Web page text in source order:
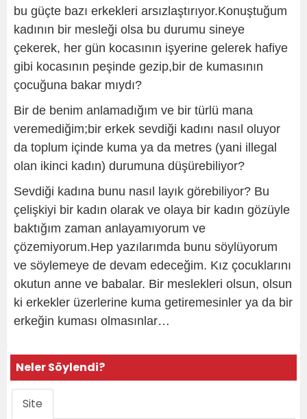
bu güçte bazı erkekleri arsızlaştırıyor.Konuştuğum
kadının bir mesleği olsa bu durumu sineye
çekerek, her gün kocasının işyerine gelerek hafiye
gibi kocasının peşinde gezip,bir de kumasının
çocuğuna bakar mıydı?
Bir de benim anlamadığım ve bir türlü mana
veremediğim;bir erkek sevdiği kadını nasıl oluyor
da toplum içinde kuma ya da metres (yani illegal
olan ikinci kadın) durumuna düşürebiliyor?
Sevdiği kadına bunu nasıl layık görebiliyor? Bu
çelişkiyi bir kadın olarak ve olaya bir kadın gözüyle
baktığım zaman anlayamıyorum ve
çözemiyorum.Hep yazılarımda bunu söylüyorum
ve söylemeye de devam edeceğim. Kız çocuklarını
okutun anne ve babalar. Bir meslekleri olsun, olsun
ki erkekler üzerlerine kuma getiremesinler ya da bir
erkeğin kuması olmasınlar…
Neler Söylendi?
Site